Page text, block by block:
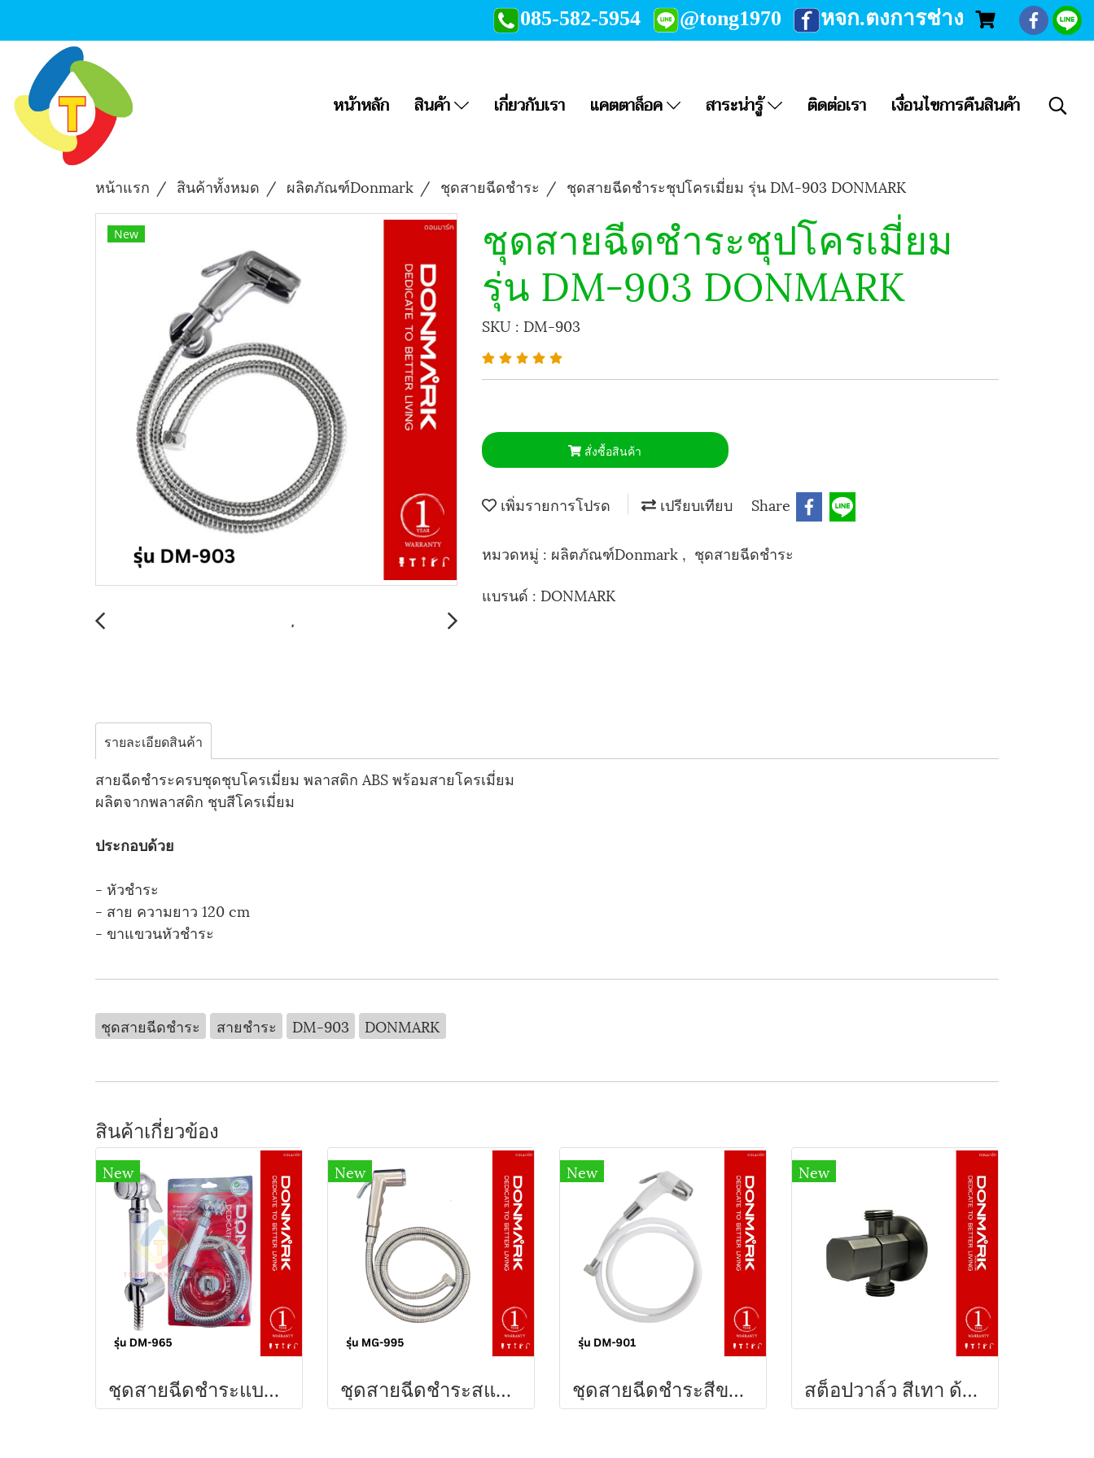
085-582-5954 @tong1970 หจก.ตงการช่าง
หน้าหลัก สินค้า เกี่ยวกับเรา แคตตาล็อค สาระน่ารู้ ติดต่อเรา เงื่อนไขการคืนสินค้า
หน้าแรก สินค้าทั้งหมด ผลิตภัณฑ์Donmark ชุดสายฉีดชำระ ชุดสายฉีดชำระชุปโครเมี่ยม รุ่น DM-903 DONMARK
New
ชุดสายฉีดชำระชุปโครเมี่ยม
รุ่น DM-903 DONMARK
SKU : DM-903
สั่งซื้อสินค้า
เพิ่มรายการโปรด เปรียบเทียบ Share
หมวดหมู่ : ผลิตภัณฑ์Donmark , ชุดสายฉีดชำระ
แบรนด์ : DONMARK
รายละเอียดสินค้า
สายฉีดชำระครบชุดชุบโครเมี่ยม พลาสติก ABS พร้อมสายโครเมี่ยม
ผลิตจากพลาสติก ชุบสีโครเมี่ยม
ประกอบด้วย
- หัวชำระ
- สาย ความยาว 120 cm
- ขาแขวนหัวชำระ
ชุดสายฉีดชำระ สายชำระ DM-903 DONMARK
สินค้าเกี่ยวข้อง
New
ชุดสายฉีดชำระแบบกรอง พร้อมสายสแตนเลสครบชุด แถมฟรีไส้กรอง รุ่น DM-965 DONMARK
New
ชุดสายฉีดชำระสแตนเลส รุ่น MG-995 DONMARK
New
ชุดสายฉีดชำระสีขาว แบรนด์ DONMARK
New
สต็อปวาล์ว สีเทา ด้ามบิด รุ่น GS-804 DONMARK